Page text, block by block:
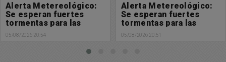
Alerta Metereológico:
Se esperan fuertes
tormentas para las
próximas horas
05/08/2026 20:54
Alerta Metereológico:
Se esperan fuertes
tormentas para las
próximas horas
05/08/2026 20:51